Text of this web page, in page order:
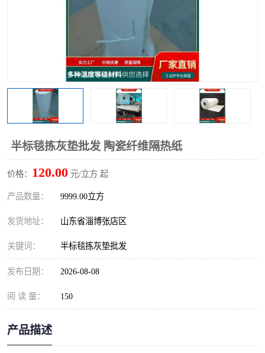
半标毯拣灰垫批发 陶瓷纤维隔热纸
价格： 120.00 元/立方 起
产品数量： 9999.00立方
发货地址： 山东省淄博张店区
关键词： 半标毯拣灰垫批发
发布日期： 2026-08-08
阅 读 量： 150
产品描述